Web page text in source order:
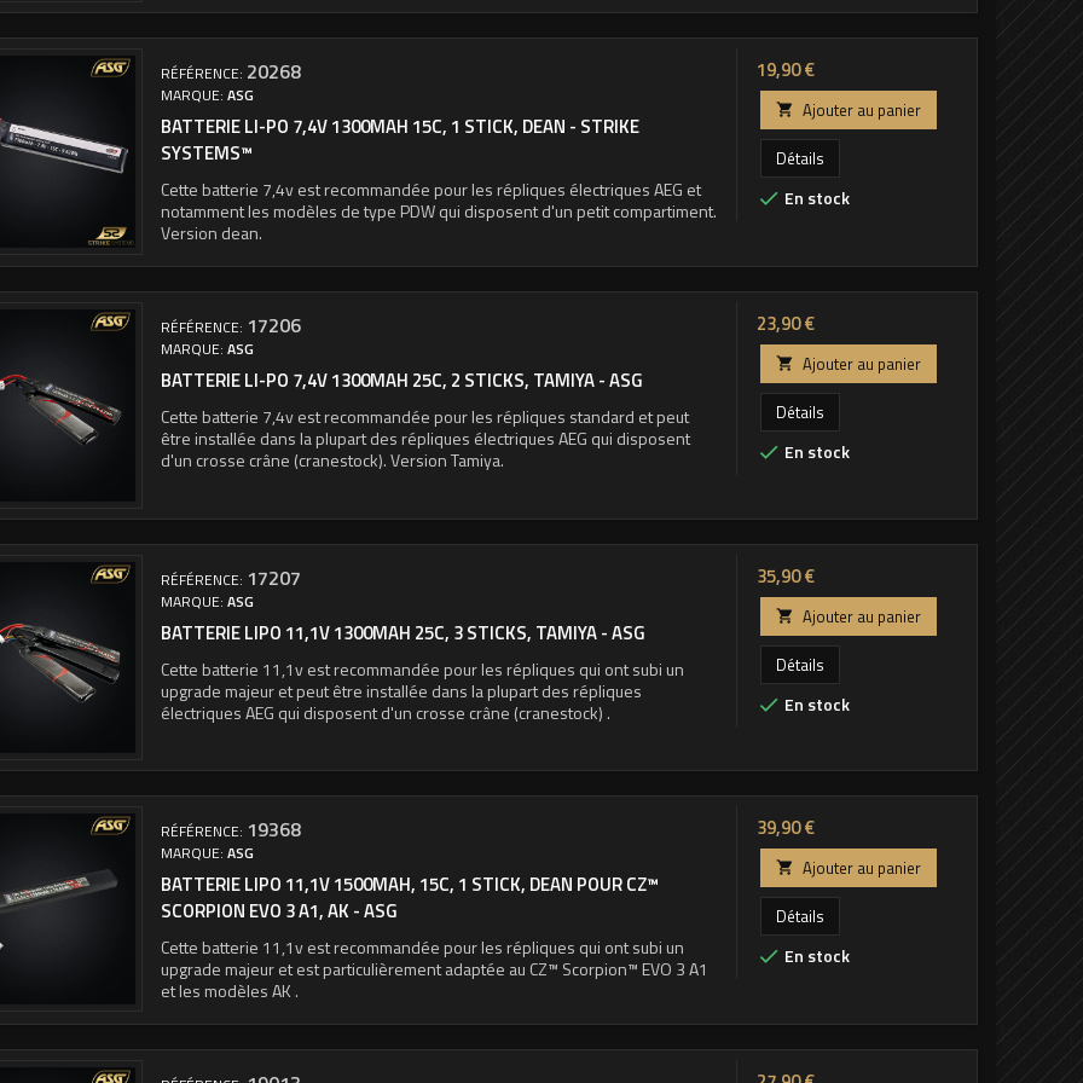
RÉFÉRENCE: 20268
MARQUE:ASG
BATTERIE LI-PO 7,4V 1300MAH 15C, 1 STICK, DEAN - STRIKE
SYSTEMS™
Cette batterie 7,4v est recommandée pour les répliques électriques AEG et
notamment les modèles de type PDW qui disposent d'un petit compartiment.
Version dean.
Prix
19,90 €

Ajouter au panier
Détails
 En stock
RÉFÉRENCE: 17206
MARQUE:ASG
BATTERIE LI-PO 7,4V 1300MAH 25C, 2 STICKS, TAMIYA - ASG
Cette batterie 7,4v est recommandée pour les répliques standard et peut
être installée dans la plupart des répliques électriques AEG qui disposent
d'un crosse crâne (cranestock). Version Tamiya.
Prix
23,90 €

Ajouter au panier
Détails
 En stock
RÉFÉRENCE: 17207
MARQUE:ASG
BATTERIE LIPO 11,1V 1300MAH 25C, 3 STICKS, TAMIYA - ASG
Cette batterie 11,1v est recommandée pour les répliques qui ont subi un
upgrade majeur et peut être installée dans la plupart des répliques
électriques AEG qui disposent d'un crosse crâne (cranestock) .
Prix
35,90 €

Ajouter au panier
Détails
 En stock
RÉFÉRENCE: 19368
MARQUE:ASG
BATTERIE LIPO 11,1V 1500MAH, 15C, 1 STICK, DEAN POUR CZ™
SCORPION EVO 3 A1, AK - ASG
Cette batterie 11,1v est recommandée pour les répliques qui ont subi un
upgrade majeur et est particulièrement adaptée au CZ™ Scorpion™ EVO 3 A1
et les modèles AK .
Prix
39,90 €

Ajouter au panier
Détails
 En stock